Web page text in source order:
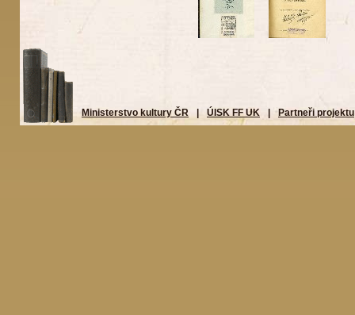
Ministerstvo kultury ČR | ÚISK FF UK Partneři projektu